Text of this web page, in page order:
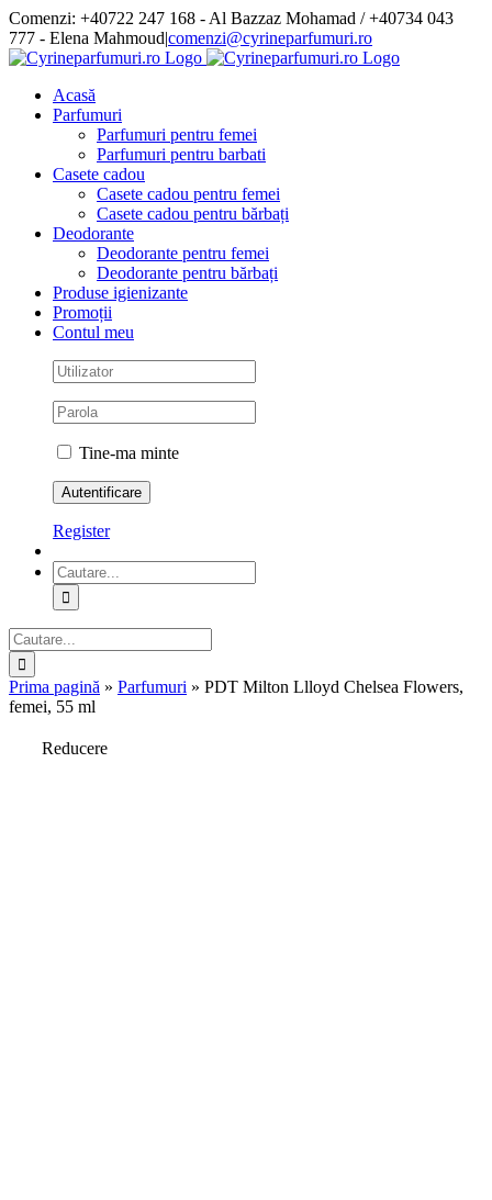
Skip
to
content
Comenzi: +40722 247 168 - Al Bazzaz Mohamad / +40734 043
777 - Elena Mahmoud|comenzi@cyrineparfumuri.ro
Facebook
Acasă
Parfumuri
Parfumuri pentru femei
Parfumuri pentru barbati
Casete cadou
Casete cadou pentru femei
Casete cadou pentru bărbați
Deodorante
Deodorante pentru femei
Deodorante pentru bărbați
Produse igienizante
Promoții
Contul meu
Tine-ma minte
Register
Cautare...
Cautare...
Prima pagină » Parfumuri » PDT Milton Llloyd Chelsea Flowers,
femei, 55 ml
Reducere